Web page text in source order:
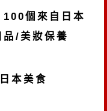
本美食